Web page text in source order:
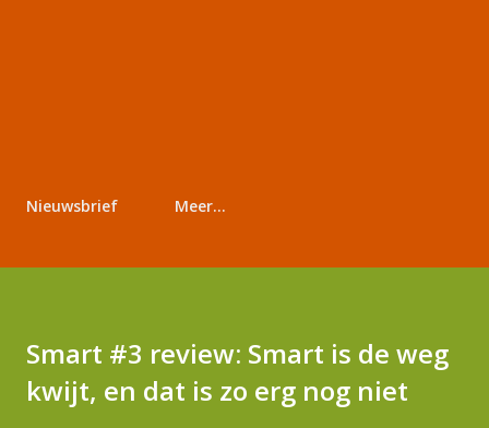
Nieuwsbrief Meer…
Smart #3 review: Smart is de weg
kwijt, en dat is zo erg nog niet